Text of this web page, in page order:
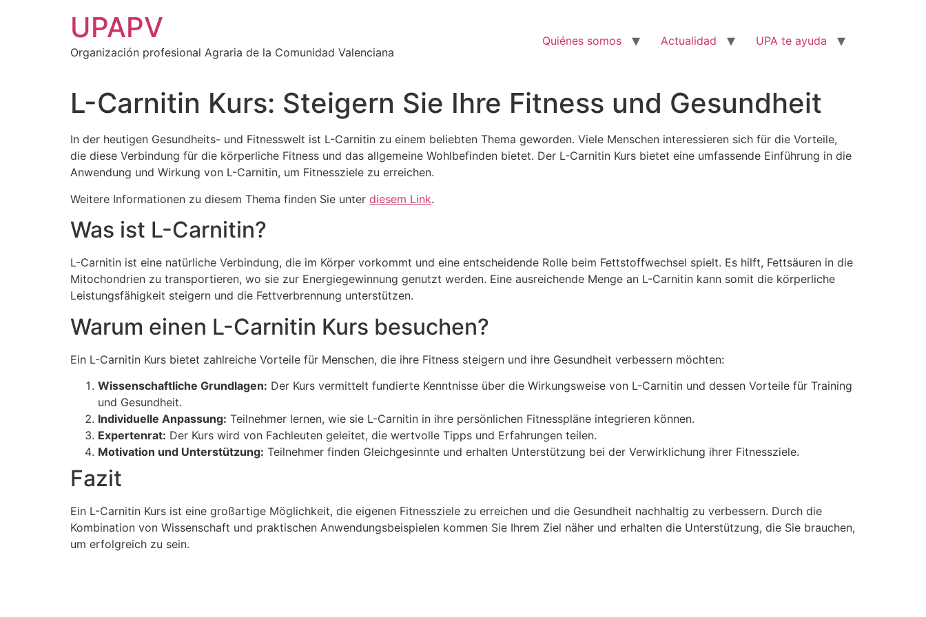
UPAPV
Organización profesional Agraria de la Comunidad Valenciana
Quiénes somos Actualidad UPA te ayuda
L-Carnitin Kurs: Steigern Sie Ihre Fitness und Gesundheit
In der heutigen Gesundheits- und Fitnesswelt ist L-Carnitin zu einem beliebten Thema geworden. Viele Menschen interessieren sich für die Vorteile,
die diese Verbindung für die körperliche Fitness und das allgemeine Wohlbefinden bietet. Der L-Carnitin Kurs bietet eine umfassende Einführung in die
Anwendung und Wirkung von L-Carnitin, um Fitnessziele zu erreichen.
Weitere Informationen zu diesem Thema finden Sie unter diesem Link.
Was ist L-Carnitin?
L-Carnitin ist eine natürliche Verbindung, die im Körper vorkommt und eine entscheidende Rolle beim Fettstoffwechsel spielt. Es hilft, Fettsäuren in die
Mitochondrien zu transportieren, wo sie zur Energiegewinnung genutzt werden. Eine ausreichende Menge an L-Carnitin kann somit die körperliche
Leistungsfähigkeit steigern und die Fettverbrennung unterstützen.
Warum einen L-Carnitin Kurs besuchen?
Ein L-Carnitin Kurs bietet zahlreiche Vorteile für Menschen, die ihre Fitness steigern und ihre Gesundheit verbessern möchten:
Wissenschaftliche Grundlagen: Der Kurs vermittelt fundierte Kenntnisse über die Wirkungsweise von L-Carnitin und dessen Vorteile für Training
und Gesundheit.
Individuelle Anpassung: Teilnehmer lernen, wie sie L-Carnitin in ihre persönlichen Fitnesspläne integrieren können.
Expertenrat: Der Kurs wird von Fachleuten geleitet, die wertvolle Tipps und Erfahrungen teilen.
Motivation und Unterstützung: Teilnehmer finden Gleichgesinnte und erhalten Unterstützung bei der Verwirklichung ihrer Fitnessziele.
Fazit
Ein L-Carnitin Kurs ist eine großartige Möglichkeit, die eigenen Fitnessziele zu erreichen und die Gesundheit nachhaltig zu verbessern. Durch die
Kombination von Wissenschaft und praktischen Anwendungsbeispielen kommen Sie Ihrem Ziel näher und erhalten die Unterstützung, die Sie brauchen,
um erfolgreich zu sein.